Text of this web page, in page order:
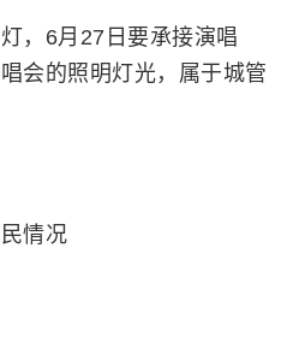
，6月27日要承接演唱
会的照明灯光，属于城管
情况